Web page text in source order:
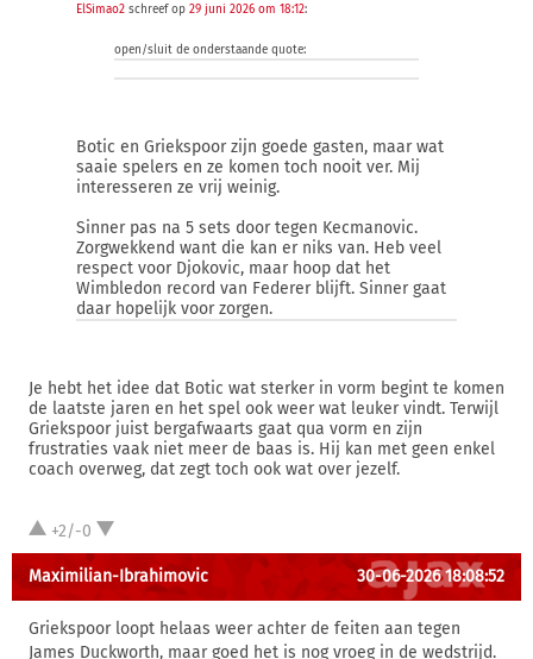
ElSimao2 schreef op 29 juni 2026 om 18:12:
open/sluit de onderstaande quote:
Botic en Griekspoor zijn goede gasten, maar wat
saaie spelers en ze komen toch nooit ver. Mij
interesseren ze vrij weinig.
Sinner pas na 5 sets door tegen Kecmanovic.
Zorgwekkend want die kan er niks van. Heb veel
respect voor Djokovic, maar hoop dat het
Wimbledon record van Federer blijft. Sinner gaat
daar hopelijk voor zorgen.
Je hebt het idee dat Botic wat sterker in vorm begint te komen
de laatste jaren en het spel ook weer wat leuker vindt. Terwijl
Griekspoor juist bergafwaarts gaat qua vorm en zijn
frustraties vaak niet meer de baas is. Hij kan met geen enkel
coach overweg, dat zegt toch ook wat over jezelf.
+2/-0
Maximilian-Ibrahimovic 30-06-2026 18:08:52
Griekspoor loopt helaas weer achter de feiten aan tegen
James Duckworth, maar goed het is nog vroeg in de wedstrijd.